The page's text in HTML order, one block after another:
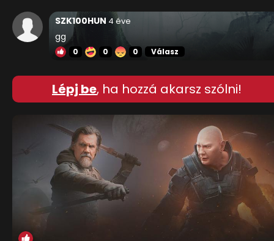
SZK100HUN 4 éve
gg
0 0 0 Válasz
Lépj be, ha hozzá akarsz szólni!